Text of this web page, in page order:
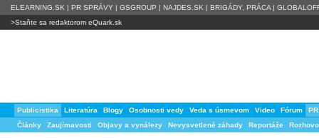
ELEARNING.SK | PR SPRÁVY | GSGROUP | NAJDES.SK | BRIGÁDY, PRÁCA |
>Staňte sa redaktorom eQuark.sk
Publicistika
Články
Zaujímavosti Objavy a vynálezy Nevysvetlené záhady Reportáže
Literatúra Blogy Osobnosti vedy Veda s úsmevom Video Fórum